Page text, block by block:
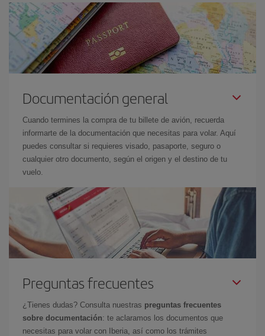
Documentación general
Cuando termines la compra de tu billete de avión, recuerda
informarte de la documentación que necesitas para volar. Aquí
puedes consultar si requieres visado, pasaporte, seguro o
cualquier otro documento, según el origen y el destino de tu
vuelo.
Preguntas frecuentes
¿Tienes dudas? Consulta nuestras preguntas frecuentes
sobre documentación: te aclaramos los documentos que
necesitas para volar con Iberia, así como los trámites